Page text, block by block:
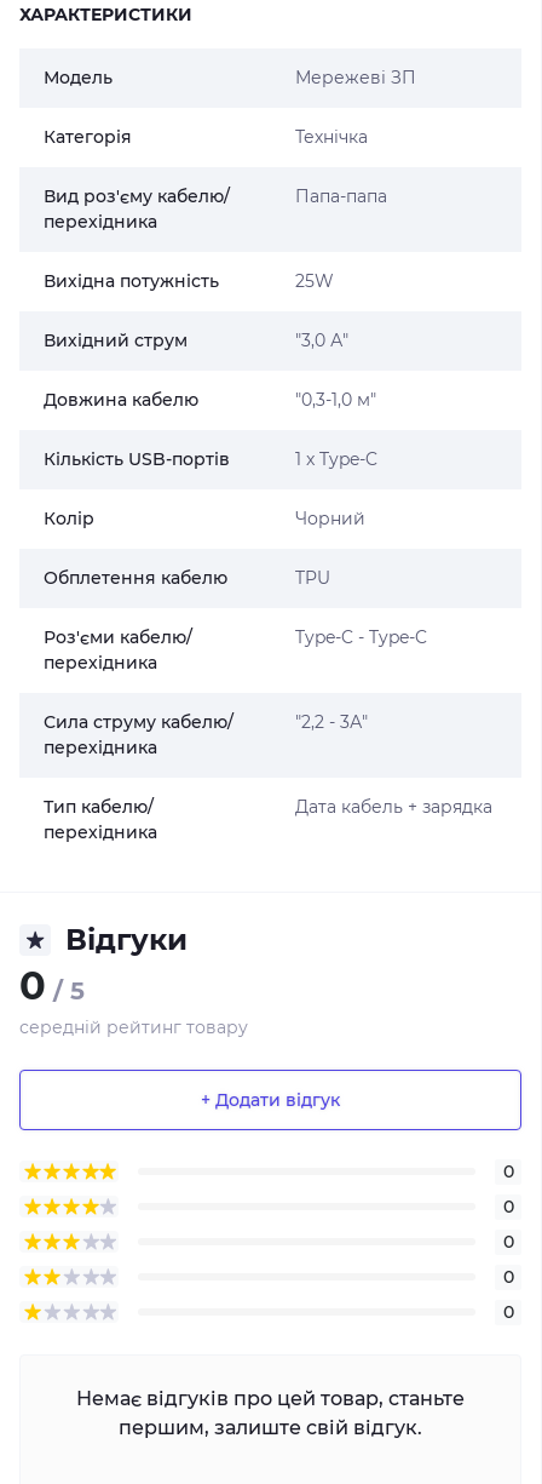
ХАРАКТЕРИСТИКИ
Модель Мережеві ЗП
Категорія Технічка
Вид роз'єму кабелю/
перехідника
Папа-папа
Вихідна потужність 25W
Вихідний струм "3,0 А"
Довжина кабелю "0,3-1,0 м"
Кількість USB-портів 1 x Type-C
Колір Чорний
Обплетення кабелю TPU
Роз'єми кабелю/
перехідника
Type-C - Type-C
Сила струму кабелю/
перехідника
"2,2 - 3А"
Тип кабелю/
перехідника
Дата кабель + зарядка
Відгуки
0 / 5
середній рейтинг товару
+ Додати відгук
0
0
0
0
0
Немає відгуків про цей товар, станьте
першим, залиште свій відгук.